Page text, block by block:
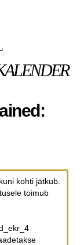
kohti jätkub.
toimub